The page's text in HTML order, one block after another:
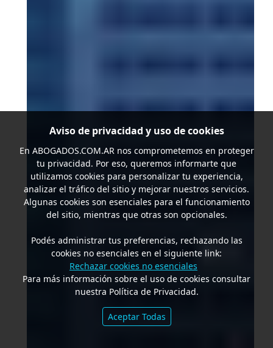
Aviso de privacidad y uso de cookies
En ABOGADOS.COM.ARnos comprometemos en proteger
tu privacidad. Por eso, queremos informarte que
utilizamos cookies para personalizar tu experiencia,
analizar el tráfico del sitio y mejorar nuestros servicios.
Algunas cookies son esenciales para el funcionamiento
del sitio, mientras que otras son opcionales.
Podés administrar tus preferencias, rechazando las
cookies no esenciales en el siguiente link:
Rechazar cookies no esenciales
Para más información sobre el uso de cookies consultar
nuestra Política de Privacidad.
Aceptar Todas